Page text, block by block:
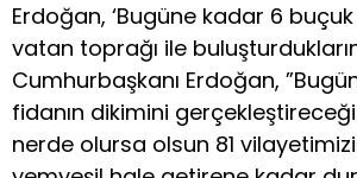
Erdoğan, ‘Bugüne kadar 6
vatan toprağı ile
Cumhurbaşkanı Erdoğan,
fidanın dikimini
nerde olursa olsun 81